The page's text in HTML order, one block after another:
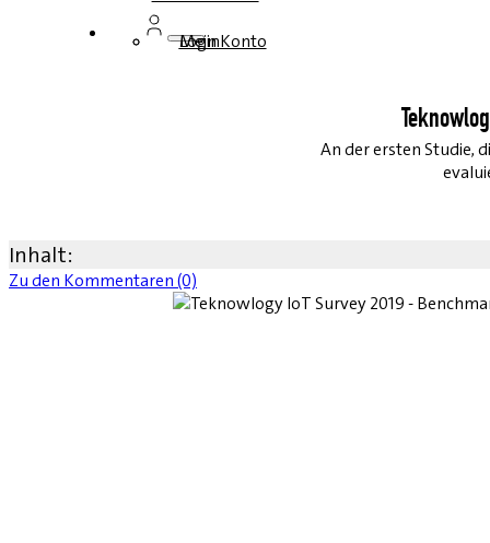
Login
Mein Konto
An der ersten Studie,
Inhalt:
Zu den Kommentaren (0)